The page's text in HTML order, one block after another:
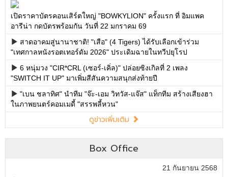
เปิดราคาบัตรคอนเสิร์ตใหญ่ "BOWKYLION" ครั้งแรก ที่ อิมแพค
อารีน่า กดบัตรพร้อมกัน วันที่ 22 มกราคม 69
สาดอาคมสู่นานาชาติ! "เสือ" (4 Tigers) ได้รับเลือกเข้าร่วม
"เทศกาลหนังรอตเทอร์ดัม 2026" ประเดิมฉายในทวีปยุโรป
6 หนุ่มวง "CIR*CRL (เซอร์-เคิ่ล)" ปล่อยซิงเกิลที่ 2 เพลง
"SWITCH IT UP" มาเพิ่มสีสันความสนุกส่งท้ายปี
"เบน ชลาทิศ" นำทีม "จ๊ะ-เอม วิทวัส-แจ๊ส" แท็กทีม สร้างเสียงฮา
ในภาพยนตร์คอมเมดี้ "สรรพลี้หวน"
ดูข่าวเพิ่มเติม
Box Office
21 กันยายน 2568